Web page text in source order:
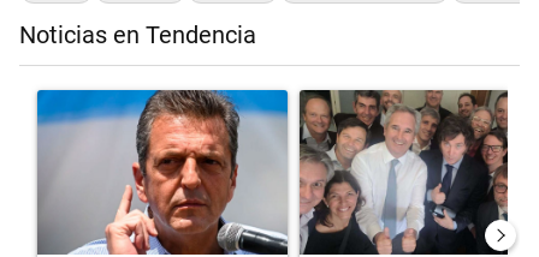
Noticias en Tendencia
Un artículo de tendencia con el título "Negociaciones en el
Un artículo de tendencia con el